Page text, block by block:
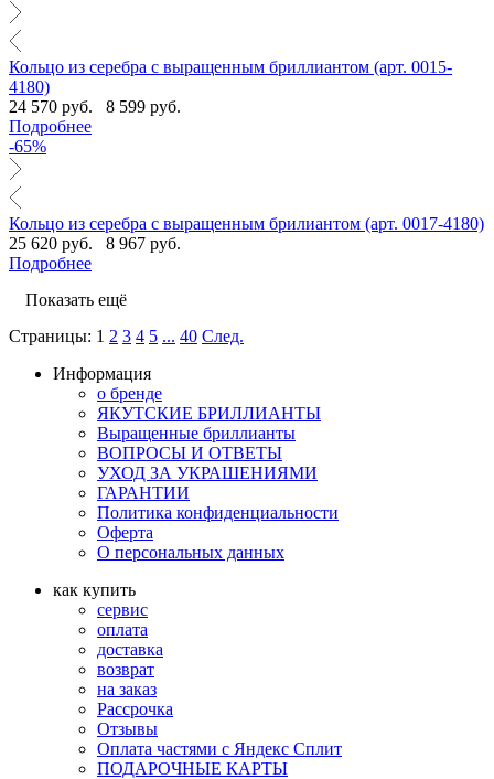
Кольцо из серебра с выращенным бриллиантом (арт. 0015-
4180)
24 570 руб.
8 599 руб.
Подробнее
-65%
Кольцо из серебра с выращенным брилиантом (арт. 0017-4180)
25 620 руб.
8 967 руб.
Подробнее
Показать ещё
Страницы: 1 2 3 4 5 ... 40 След.
Информация
о бренде
ЯКУТСКИЕ БРИЛЛИАНТЫ
Выращенные бриллианты
ВОПРОСЫ И ОТВЕТЫ
УХОД ЗА УКРАШЕНИЯМИ
ГАРАНТИИ
Политика конфиденциальности
Оферта
О персональных данных
как купить
сервис
оплата
доставка
возврат
на заказ
Рассрочка
Отзывы
Оплата частями с Яндекс Сплит
ПОДАРОЧНЫЕ КАРТЫ